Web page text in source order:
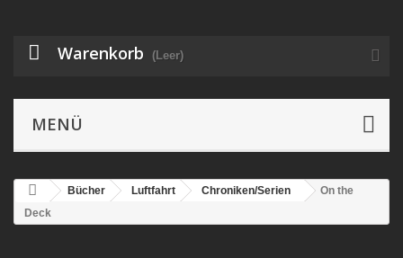
Warenkorb (Leer)
MENÜ
Bücher Luftfahrt Chroniken/Serien
On the
Deck